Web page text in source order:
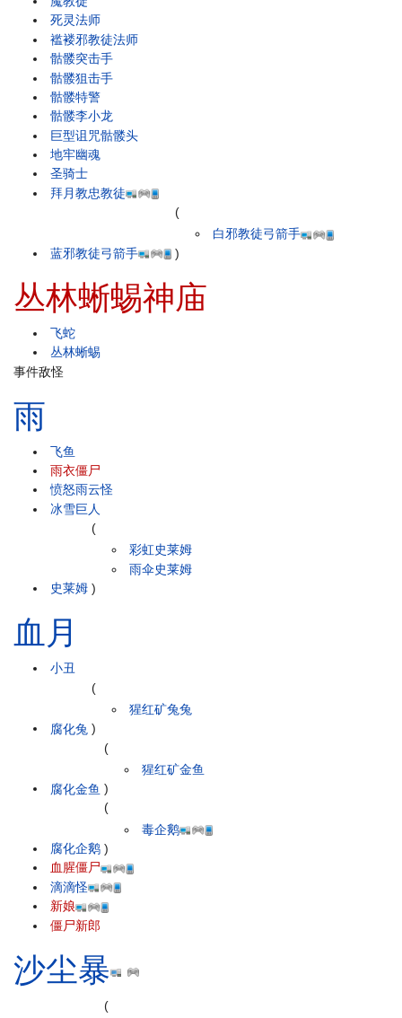
死灵法师
褴褛邪教徒法师
骷髅突击手
骷髅狙击手
骷髅特警
骷髅李小龙
巨型诅咒骷髅头
地牢幽魂
圣骑士
拜月教忠教徒
蓝邪教徒弓箭手
(
白邪教徒弓箭手
)
丛林蜥蜴神庙
飞蛇
丛林蜥蜴
事件敌怪
雨
飞鱼
雨衣僵尸
愤怒雨云怪
冰雪巨人
史莱姆
(
彩虹史莱姆
雨伞史莱姆
)
血月
小丑
腐化兔
(
猩红矿兔兔
)
腐化金鱼
(
猩红矿金鱼
)
腐化企鹅
(
毒企鹅
)
血腥僵尸
滴滴怪
新娘
僵尸新郎
沙尘暴
(